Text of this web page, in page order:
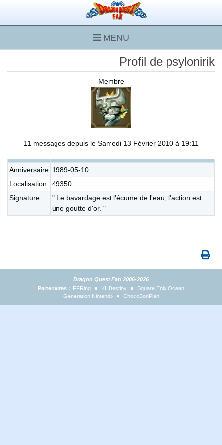
MENU
Profil de psylonirik
Membre
11 messages depuis le Samedi 13 Février 2010 à 19:11
Anniversaire 1989-05-10
Localisation
49350
Signature
" Le bavardage est l'écume de l'eau, l'action est
une goutte d'or. "
Dragon Quest Fan 2006-2026
Partenaires : FFRing KHDestiny
Square Enix Ocean
Generation Nintendo
ChocoBonPlan